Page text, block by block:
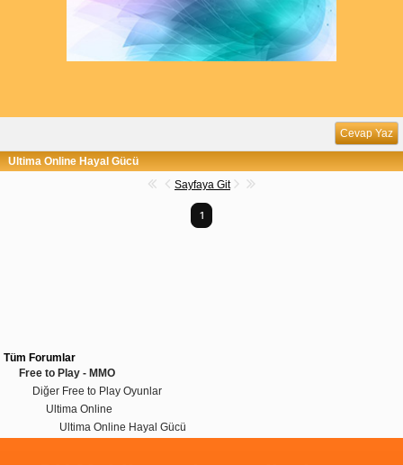
Cevap Yaz
Ultima Online Hayal Gücü
Sayfaya Git
1
Tüm Forumlar
Free to Play - MMO
Diğer Free to Play Oyunlar
Ultima Online
Ultima Online Hayal Gücü